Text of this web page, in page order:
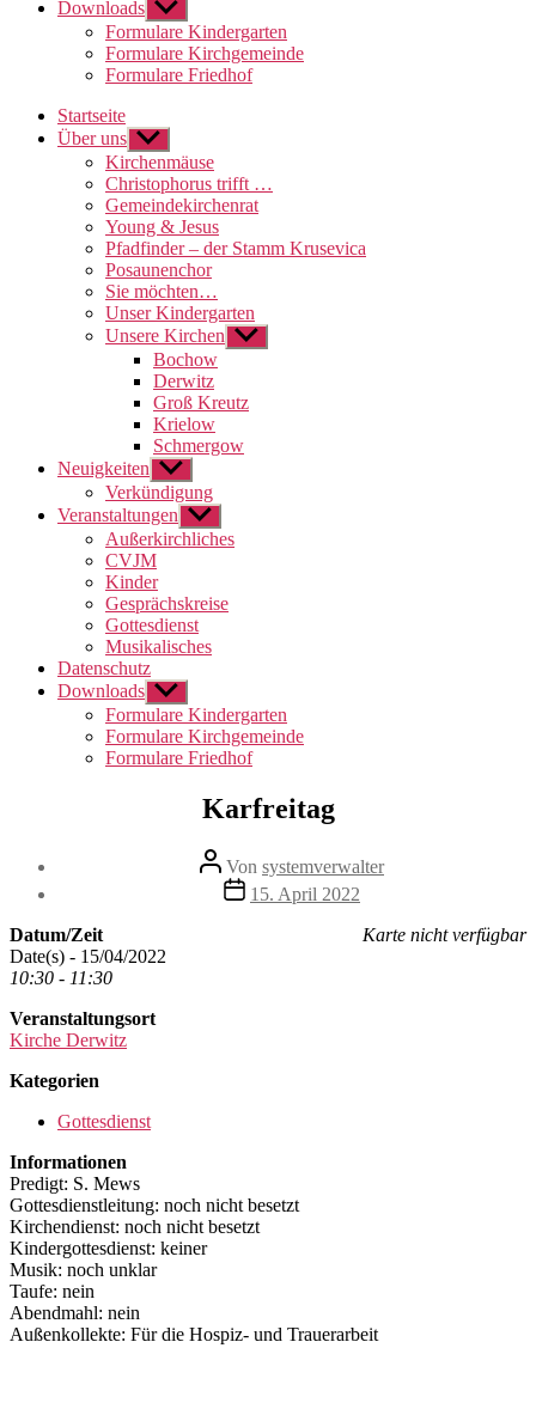
Downloads Untermenü
anzeigen
Formulare Kindergarten
Formulare Kirchgemeinde
Formulare Friedhof
Startseite
Über uns Untermenü
anzeigen
Kirchenmäuse
Christophorus trifft …
Gemeindekirchenrat
Young & Jesus
Pfadfinder – der Stamm Krusevica
Posaunenchor
Sie möchten…
Unser Kindergarten
Unsere Kirchen Untermenü
anzeigen
Bochow
Derwitz
Groß Kreutz
Krielow
Schmergow
Neuigkeiten Untermenü
anzeigen
Verkündigung
Veranstaltungen Untermenü
anzeigen
Außerkirchliches
CVJM
Kinder
Gesprächskreise
Gottesdienst
Musikalisches
Datenschutz
Downloads Untermenü
anzeigen
Formulare Kindergarten
Formulare Kirchgemeinde
Formulare Friedhof
Karfreitag
Beitragsautor
Von systemverwalter
Beitragsdatum
15. April 2022
Karte nicht verfügbar
Datum/Zeit
Date(s) - 15/04/2022
10:30 - 11:30
Veranstaltungsort
Kirche Derwitz
Kategorien
Gottesdienst
Informationen
Predigt: S. Mews
Gottesdienstleitung: noch nicht besetzt
Kirchendienst: noch nicht besetzt
Kindergottesdienst: keiner
Musik: noch unklar
Taufe: nein
Abendmahl: nein
Außenkollekte: Für die Hospiz- und Trauerarbeit